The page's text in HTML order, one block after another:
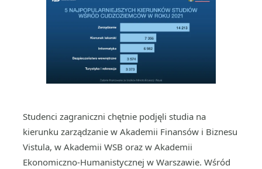
Studenci zagraniczni chętnie podjęli studia na
kierunku zarządzanie w Akademii Finansów i Biznesu
Vistula, w Akademii WSB oraz w Akademii
Ekonomiczno-Humanistycznej w Warszawie. Wśród